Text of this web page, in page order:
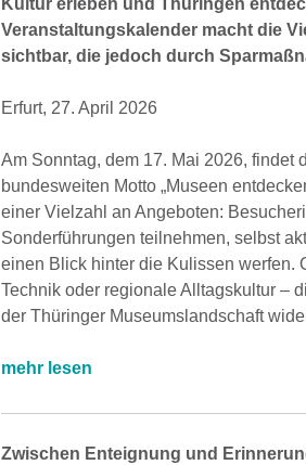
Veranstaltungskalender macht die
sichtbar, die jedoch durch
Erfurt, 27. April 2026
Am Sonntag, dem 17. Mai 2026, findet
bundesweiten Motto „Museen
einer Vielzahl an Angeboten:
Sonderführungen teilnehmen, selbst
einen Blick hinter die Kulissen werfen.
Technik oder regionale Alltagskultur –
der Thüringer Museumslandschaft
mehr lesen
Zwischen Enteignung und